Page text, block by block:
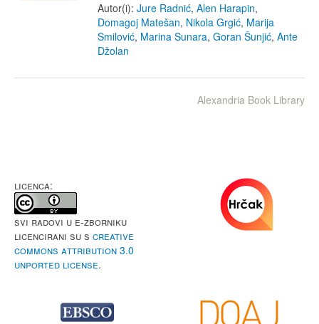
Autor(i): Jure Radnić, Alen Harapin,
Domagoj Matešan, Nikola Grgić, Marija
Smilović, Marina Sunara, Goran Šunjić, Ante
Džolan
Alexandria Book Library
LICENCA:
Svi radovi u e-Zborniku
licencirani su s Creative
Commons Attribution 3.0
Unported License.